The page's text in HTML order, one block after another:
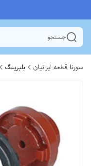
جستجو
سورنا قطعه ایرانیان بلبرینگ